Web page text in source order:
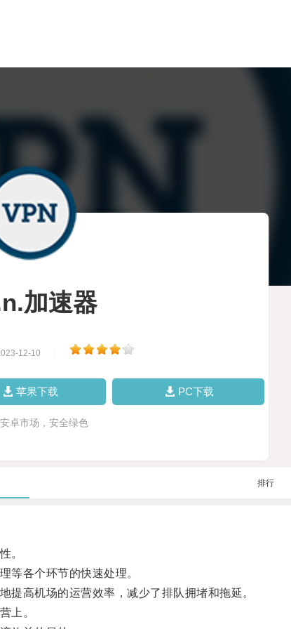
加速器
12-10
苹果下载 PC下载
安卓市场，安全绿色
排行
。
各个环节的快速处理。
高机场的运营效率，减少了排队拥堵和拖延。
上。